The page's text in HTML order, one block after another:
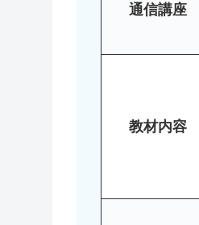
通信講座
教材内容